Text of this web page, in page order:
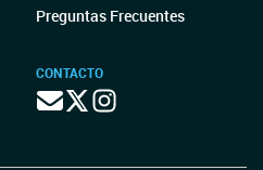
Preguntas Frecuentes
CONTACTO